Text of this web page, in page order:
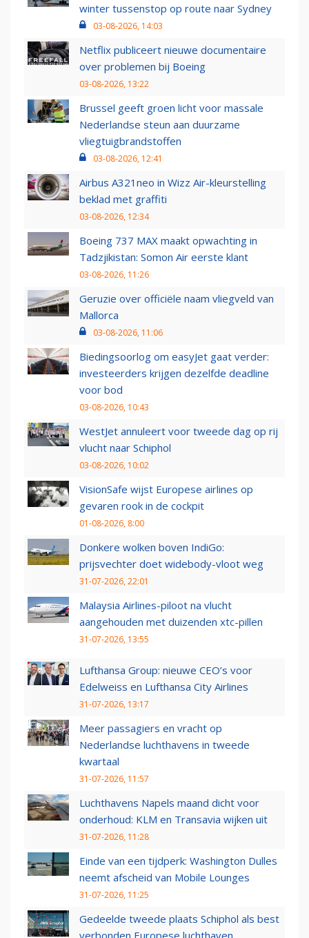
winter tussenstop op route naar Sydney
03-08-2026, 14:03
Netflix publiceert nieuwe documentaire
over problemen bij Boeing
03-08-2026, 13:22
Brussel geeft groen licht voor massale
Nederlandse steun aan duurzame
vliegtuigbrandstoffen
03-08-2026, 12:41
Airbus A321neo in Wizz Air-kleurstelling
beklad met graffiti
03-08-2026, 12:34
Boeing 737 MAX maakt opwachting in
Tadzjikistan: Somon Air eerste klant
03-08-2026, 11:26
Geruzie over officiële naam vliegveld van
Mallorca
03-08-2026, 11:06
Biedingsoorlog om easyJet gaat verder:
investeerders krijgen dezelfde deadline
voor bod
03-08-2026, 10:43
WestJet annuleert voor tweede dag op rij
vlucht naar Schiphol
03-08-2026, 10:02
VisionSafe wijst Europese airlines op
gevaren rook in de cockpit
01-08-2026, 8:00
Donkere wolken boven IndiGo:
prijsvechter doet widebody-vloot weg
31-07-2026, 22:01
Malaysia Airlines-piloot na vlucht
aangehouden met duizenden xtc-pillen
31-07-2026, 13:55
Lufthansa Group: nieuwe CEO’s voor
Edelweiss en Lufthansa City Airlines
31-07-2026, 13:17
Meer passagiers en vracht op
Nederlandse luchthavens in tweede
kwartaal
31-07-2026, 11:57
Luchthavens Napels maand dicht voor
onderhoud: KLM en Transavia wijken uit
31-07-2026, 11:28
Einde van een tijdperk: Washington Dulles
neemt afscheid van Mobile Lounges
31-07-2026, 11:25
Gedeelde tweede plaats Schiphol als best